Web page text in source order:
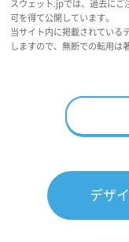
スウェット.jpでは、過去にご
可を得て公開しています。
当サイト内に掲載されている
しますので、無断での転用は
デザ